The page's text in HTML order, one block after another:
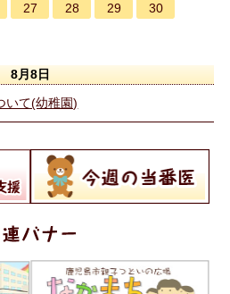
27 28 29
30
8月8日
いて(幼稚園)